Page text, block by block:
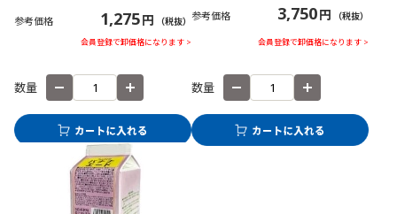
参考価格 1,275円 （税抜）
会員登録で卸価格になります >
数量
参考価格 3,750円 （税抜）
会員登録で卸価格になります >
数量